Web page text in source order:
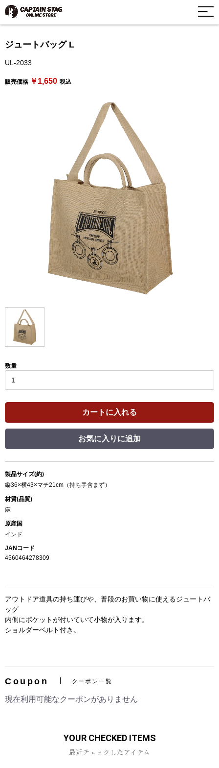
ジュートバッグ L
UL-2033
販売価格 ￥1,650 税込
数量
カートに入れる
お買い物を続ける カートへ進む
お気に入りに追加
製品サイズ(約)
縦36×横43×マチ21cm（持ち手含まず）
材質(品質)
麻
原産国
インド
JANコード
4560464278309
アウトドア道具の持ち運びや、普段のお買い物に使えるジュートバ
ッグ
内側にポケットが付いていて小物が入ります。
ショルダーベルト付き。
Coupon クーポン一覧
現在利用可能なクーポンがありません
YOUR CHECKED ITEMS
最近チェックしたアイテム